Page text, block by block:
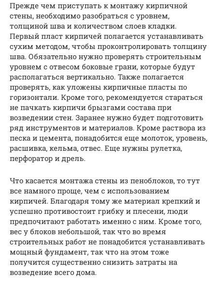
Прежде чем приступать к монтажу кирпичной
стены, необходимо разобраться с уровнем,
толщиной шва и количеством слоев кладки.
Первый пласт кирпичей полагается устанавливать
сухим методом, чтобы проконтролировать толщину
шва. Обязательно нужно проверять строительным
уровнем с отвесом боковые грани, которые будут
располагаться вертикально. Также полагается
проверять, как уложены кирпичные пласты по
горизонтали. Кроме того, рекомендуется стараться
не пачкать кирпичи брызгами состава при
возведении стен. Заранее нужно будет подготовить
ряд инструментов и материалов. Кроме раствора из
песка и цемента, понадобится еще молоток, уровень,
расшивка, кельма, отвес. Еще нужны рулетка,
перфоратор и дрель.
Что касается монтажа стены из пеноблоков, то тут
все намного проще, чем с использованием
кирпичей. Благодаря тому же материал крепкий и
успешно противостоит грибку и плесени, люди
предпочитают работать именно с ним. Кроме того,
вес у блоков небольшой, так что во время
строительных работ не понадобится устанавливать
мощный фундамент, так что на этом тоже
получится существенно снизить затраты на
возведение всего дома.